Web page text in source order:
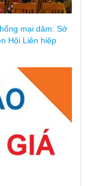
mại dâm: Sở
Hội Liên hiệp